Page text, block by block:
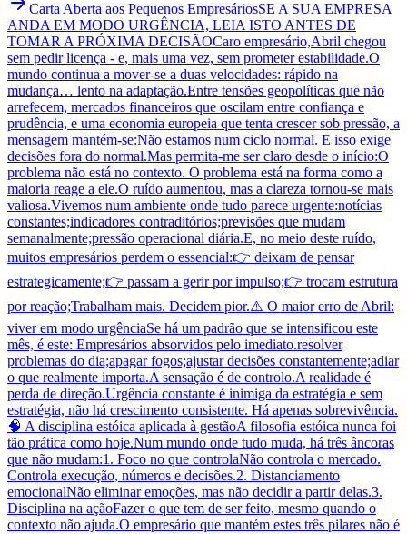
Carta Aberta aos Pequenos EmpresáriosSE A SUA EMPRESA
ANDA EM MODO URGÊNCIA, LEIA ISTO ANTES DE
TOMAR A PRÓXIMA DECISÃOCaro empresário,Abril chegou
sem pedir licença - e, mais uma vez, sem prometer estabilidade.O
mundo continua a mover-se a duas velocidades: rápido na
mudança… lento na adaptação.Entre tensões geopolíticas que não
arrefecem, mercados financeiros que oscilam entre confiança e
prudência, e uma economia europeia que tenta crescer sob pressão, a
mensagem mantém-se:Não estamos num ciclo normal. E isso exige
decisões fora do normal.Mas permita-me ser claro desde o início:O
problema não está no contexto. O problema está na forma como a
maioria reage a ele.O ruído aumentou, mas a clareza tornou-se mais
valiosa.Vivemos num ambiente onde tudo parece urgente:notícias
constantes;indicadores contraditórios;previsões que mudam
semanalmente;pressão operacional diária.E, no meio deste ruído,
muitos empresários perdem o essencial:👉 deixam de pensar
estrategicamente;👉 passam a gerir por impulso;👉 trocam estrutura
por reação;Trabalham mais. Decidem pior.⚠️ O maior erro de Abril:
viver em modo urgênciaSe há um padrão que se intensificou este
mês, é este: Empresários absorvidos pelo imediato.resolver
problemas do dia;apagar fogos;ajustar decisões constantemente;adiar
o que realmente importa.A sensação é de controlo.A realidade é
perda de direção.Urgência constante é inimiga da estratégia e sem
estratégia, não há crescimento consistente. Há apenas sobrevivência.
🧠 A disciplina estóica aplicada à gestãoA filosofia estóica nunca foi
tão prática como hoje.Num mundo onde tudo muda, há três âncoras
que não mudam:1. Foco no que controlaNão controla o mercado.
Controla execução, números e decisões.2. Distanciamento
emocionalNão eliminar emoções, mas não decidir a partir delas.3.
Disciplina na açãoFazer o que tem de ser feito, mesmo quando o
contexto não ajuda.O empresário que mantém estes três pilares não é